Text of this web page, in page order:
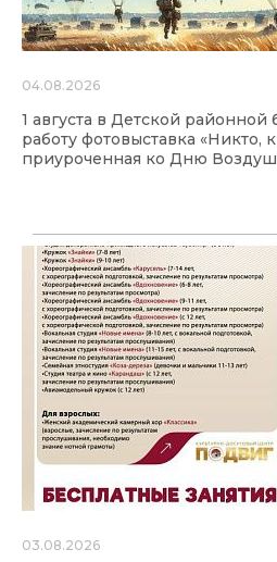
04.08.2026
1 августа в Детской районной
работу фотовыставка «Никто,
приуроченная ко Дню
03.08.2026